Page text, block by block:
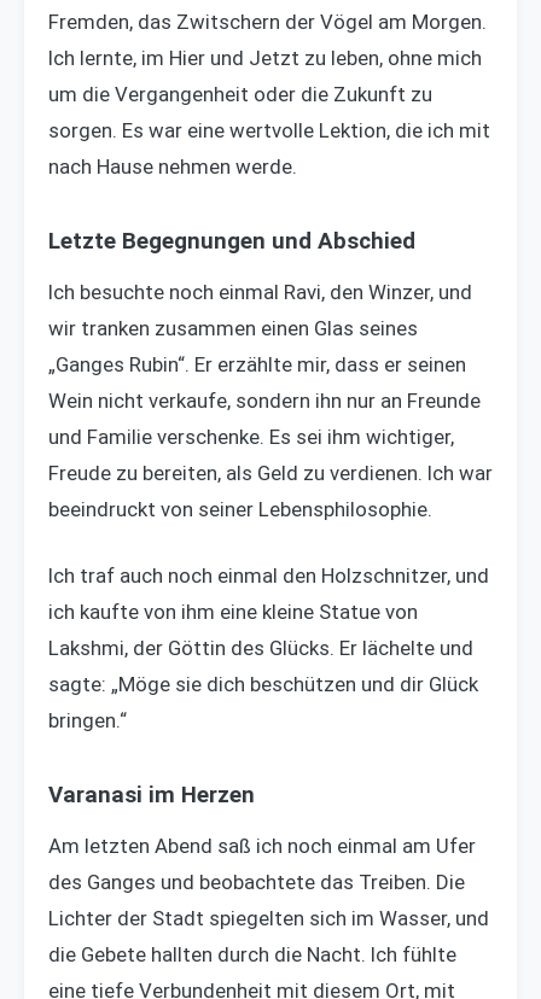
Fremden, das Zwitschern der Vögel am Morgen.
Ich lernte, im Hier und Jetzt zu leben, ohne mich
um die Vergangenheit oder die Zukunft zu
sorgen. Es war eine wertvolle Lektion, die ich mit
nach Hause nehmen werde.
Letzte Begegnungen und Abschied
Ich besuchte noch einmal Ravi, den Winzer, und
wir tranken zusammen einen Glas seines
„Ganges Rubin“. Er erzählte mir, dass er seinen
Wein nicht verkaufe, sondern ihn nur an Freunde
und Familie verschenke. Es sei ihm wichtiger,
Freude zu bereiten, als Geld zu verdienen. Ich war
beeindruckt von seiner Lebensphilosophie.
Ich traf auch noch einmal den Holzschnitzer, und
ich kaufte von ihm eine kleine Statue von
Lakshmi, der Göttin des Glücks. Er lächelte und
sagte: „Möge sie dich beschützen und dir Glück
bringen.“
Varanasi im Herzen
Am letzten Abend saß ich noch einmal am Ufer
des Ganges und beobachtete das Treiben. Die
Lichter der Stadt spiegelten sich im Wasser, und
die Gebete hallten durch die Nacht. Ich fühlte
eine tiefe Verbundenheit mit diesem Ort, mit